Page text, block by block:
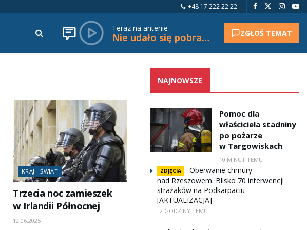
+48 17 222 22 22
Teraz na antenie
Nie udało się pobrać tytułu. ZGŁOŚ TEMAT
KRAJ I ŚWIAT
Trzecia noc zamieszek
w Irlandii Północnej
12.06.2025
NAJNOWSZE
Pomoc dla
właściciela stadniny
po pożarze
w Targowiskach
10 MINUT TEMU
ZDJĘCIA
Oberwanie chmury
nad Rzeszowem. Blisko 70 interwencji
strażaków na Podkarpaciu
[AKTUALIZACJA]
2 GODZINY TEMU